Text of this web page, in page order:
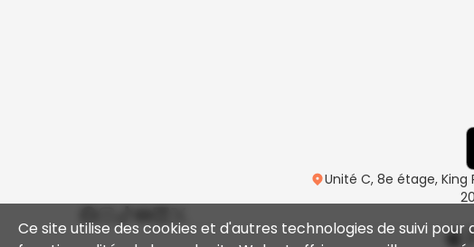
Unité C, 8e étage, King
Ce site utilise des cookies et d'autres technologies de suivi